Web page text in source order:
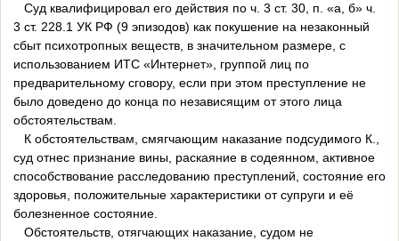
Суд квалифицировал его действия по ч. 3 ст. 30, п. «а, б» ч.
3 ст. 228.1 УК РФ (9 эпизодов) как покушение на незаконный
сбыт психотропных веществ, в значительном размере, с
использованием ИТС «Интернет», группой лиц по
предварительному сговору, если при этом преступление не
было доведено до конца по независящим от этого лица
обстоятельствам.
К обстоятельствам, смягчающим наказание подсудимого К.,
суд отнес признание вины, раскаяние в содеянном, активное
способствование расследованию преступлений, состояние его
здоровья, положительные характеристики от супруги и её
болезненное состояние.
Обстоятельств, отягчающих наказание, судом не